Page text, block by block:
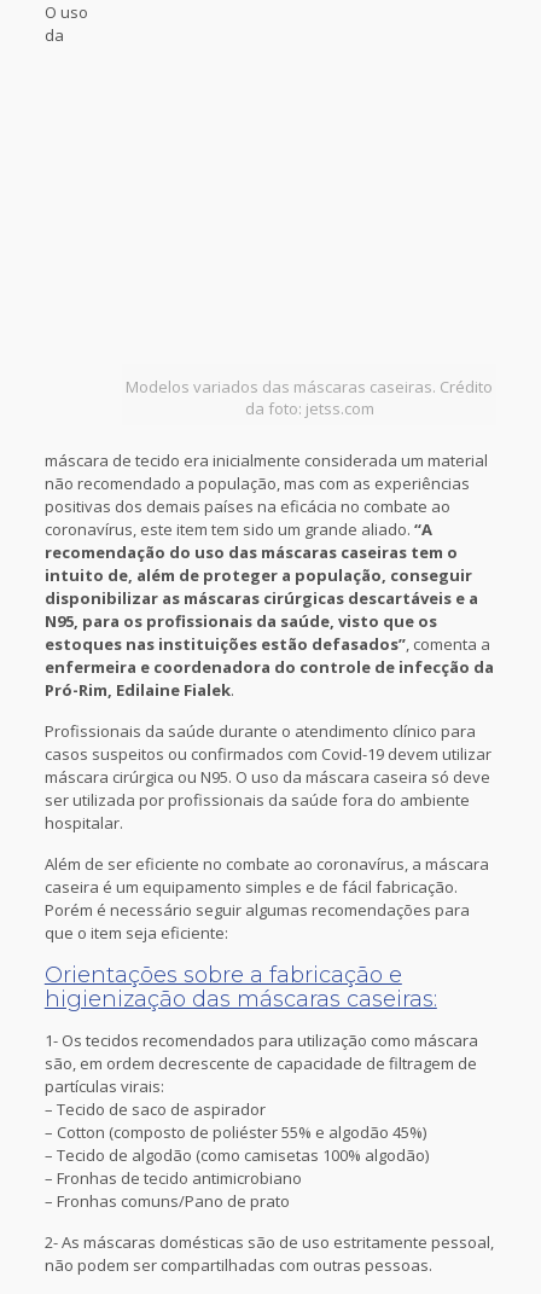
Modelos variados das máscaras caseiras. Crédito
da foto: jetss.com
O uso
da
máscara de tecido era inicialmente considerada um material
não recomendado a população, mas com as experiências
positivas dos demais países na eficácia no combate ao
coronavírus, este item tem sido um grande aliado. “A
recomendação do uso das máscaras caseiras tem o
intuito de, além de proteger a população, conseguir
disponibilizar as máscaras cirúrgicas descartáveis e a
N95, para os profissionais da saúde, visto que os
estoques nas instituições estão defasados”, comenta a
enfermeira e coordenadora do controle de infecção da
Pró-Rim, Edilaine Fialek.
Profissionais da saúde durante o atendimento clínico para
casos suspeitos ou confirmados com Covid-19 devem utilizar
máscara cirúrgica ou N95. O uso da máscara caseira só deve
ser utilizada por profissionais da saúde fora do ambiente
hospitalar.
Além de ser eficiente no combate ao coronavírus, a máscara
caseira é um equipamento simples e de fácil fabricação.
Porém é necessário seguir algumas recomendações para
que o item seja eficiente:
Orientações sobre a fabricação e
higienização das máscaras caseiras:
1- Os tecidos recomendados para utilização como máscara
são, em ordem decrescente de capacidade de filtragem de
partículas virais:
– Tecido de saco de aspirador
– Cotton (composto de poliéster 55% e algodão 45%)
– Tecido de algodão (como camisetas 100% algodão)
– Fronhas de tecido antimicrobiano
– Fronhas comuns/Pano de prato
2- As máscaras domésticas são de uso estritamente pessoal,
não podem ser compartilhadas com outras pessoas.